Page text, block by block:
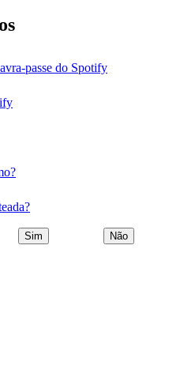
passe do Spotify
Sim Não